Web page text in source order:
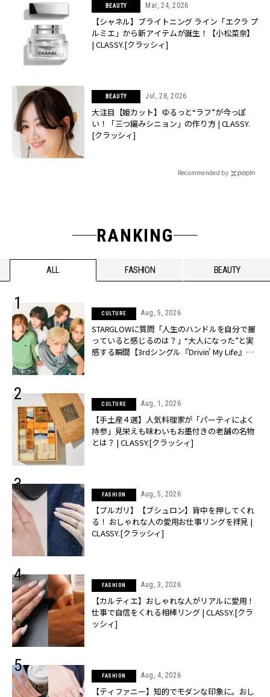
BEAUTY Mar, 24, 2026
【シャネル】ブライトニング ライン「エクラ プ
ルミエ」から新アイテムが誕生！【小松菜奈】
| CLASSY.[クラッシィ]
BEAUTY Jul, 28, 2026
大注目【姫カット】ゆるっと“ラフ”が今っぽ
い！「三つ編みシニョン」の作り方 | CLASSY.
[クラッシィ]
Recommended by
RANKING
ALL FASHION BEAUTY
CULTURE Aug, 5, 2026
STARGLOWに質問「人生のハンドルを自分で握
っていると感じるのは？」“大️人になった”と実
感する瞬間【3rdシングル『Drivin' My Life』発
CULTURE Aug, 1, 2026
【手土産４選】人気料理家が「パーティによく
持参」見栄えも味わいもお墨付きの老舗の名物
とは？ | CLASSY.[クラッシィ]
FASHION Aug, 5, 2026
【ブルガリ】【ブシュロン】背中を押してくれ
る！ おしゃれな人の愛用お仕事リングを拝見 |
CLASSY.[クラッシィ]
FASHION Aug, 3, 2026
【カルティエ】おしゃれな人がリアルに愛用！
仕事で自信をくれる相棒リング | CLASSY.[クラ
ッシィ]
FASHION Aug, 4, 2026
【ティファニー】知的でモダンな印象に。おし